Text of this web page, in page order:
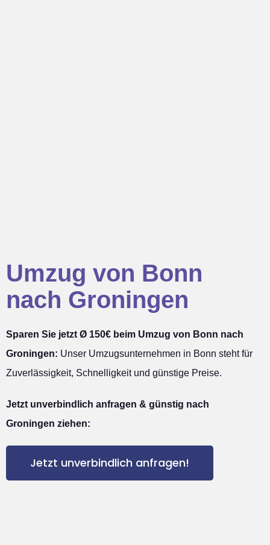
Umzug von Bonn
nach Groningen
Sparen Sie jetzt Ø 150€ beim Umzug von Bonn nach
Groningen: Unser Umzugsunternehmen in Bonn steht für
Zuverlässigkeit, Schnelligkeit und günstige Preise.
Jetzt unverbindlich anfragen & günstig nach
Groningen ziehen:
Jetzt unverbindlich anfragen!